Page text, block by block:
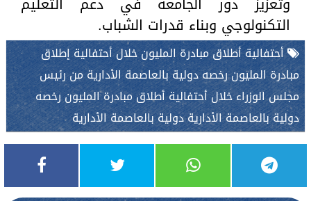
التكنولوجي وبناء قدرات الشباب.
أحتفالية أطلاق مبادرة المليون خلال أحتفالية إطلاق
مبادرة المليون رخصه دولية بالعاصمة الأدارية من رئيس
مجلس الوزراء خلال أحتفالية أطلاق مبادرة المليون رخصه
دولية بالعاصمة الأدارية دولية بالعاصمة الأدارية